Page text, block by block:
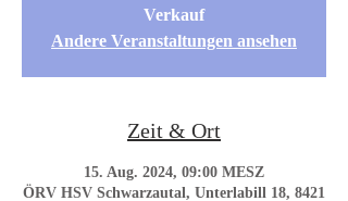
Verkauf
Andere Veranstaltungen ansehen
Zeit & Ort
15. Aug. 2024, 09:00 MESZ
ÖRV HSV Schwarzautal, Unterlabill 18, 8421